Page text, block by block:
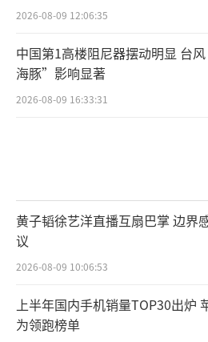
2026-08-09 12:06:35
中国第1高楼阻尼器摆动明显 台
海豚”影响显著
2026-08-09 16:33:31
黄子韬徐艺洋直播互扇巴掌 边界
议
2026-08-09 10:06:53
上半年国内手机销量TOP30出炉
为领跑榜单